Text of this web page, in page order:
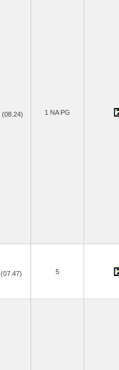
(08.24) 1 NA PG
(07.47) 5